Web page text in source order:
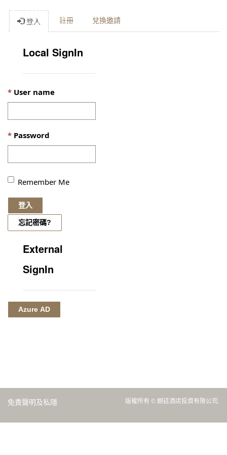
登入 註冊 兌換邀請
Local SignIn
User name
Password
Remember Me
登入
忘記密碼?
External
SignIn
Azure AD
免責聲明及私隱 版權所有 © 朗廷酒店投資有限公司.